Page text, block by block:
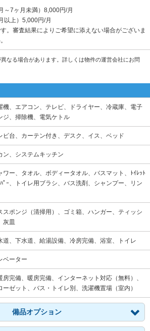
～7ヶ月未満）8,000円/月
以上）5,000円/月
。審査結果によりご希望に添えない場合がございま
なる場合があります。詳しくは物件の運営会社にお問
機、エアコン、テレビ、ドライヤー、冷蔵庫、電子
ジ、掃除機、電気ケトル
ビ台、カーテン付き、デスク、イス、ベッド
ン、システムキッチン
ワー、タオル、ボディータオル、バスマット、ﾄｲﾚｯﾄ
ﾟｰ、トイレ用ブラシ、バス洗剤、シャンプー、リン
スポンジ（清掃用）、ゴミ箱、ハンガー、ティッシ
灰皿
道、下水道、給湯設備、冷房完備、浴室、トイレ
ベーター
房完備、暖房完備、インターネット対応（無料）、
ーゼット、バス・トイレ別、洗濯機置場（室内）
備品オプション